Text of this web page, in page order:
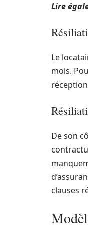
Lire
Le
mois.
De son
clauses